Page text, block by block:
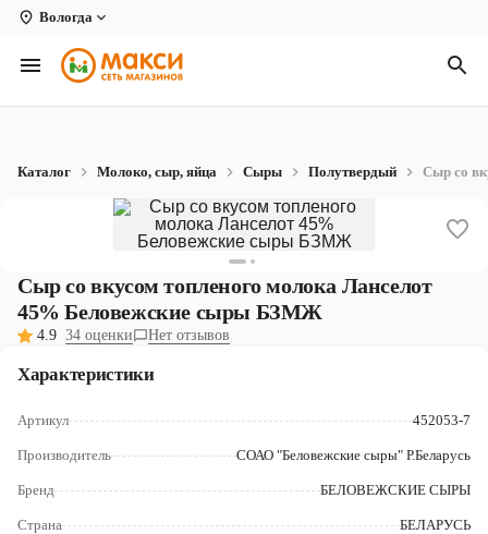
Вологда
Вологда
Архангельск
Коряжма
Котлас
Новодвинск
Северодвинск
Череповец
Каталог Молоко, сыр, яйца Сыры Полутвердый Сыр со
Сыр со вкусом топленого молока Ланселот
45% Беловежские сыры БЗМЖ
4.9 34 оценки Нет отзывов
Характеристики
Артикул 452053-7
Производитель СОАО "Беловежские сыры" Р.Беларусь
Бренд БЕЛОВЕЖСКИЕ СЫРЫ
Страна БЕЛАРУСЬ